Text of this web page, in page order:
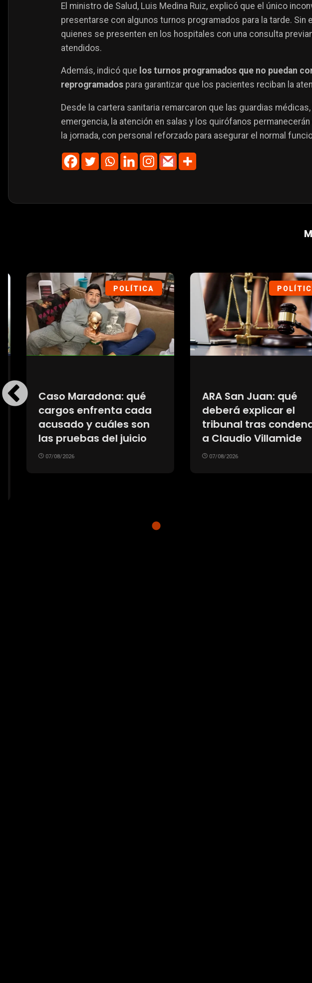
El ministro de Salud, Luis Medina Ruiz, explicó que el único
presentarse con algunos turnos programados para la tarde. Sin
quienes se presenten en los hospitales con una consulta
atendidos.
Además, indicó que los turnos programados que no puedan
reprogramados para garantizar que los pacientes reciban la
Desde la cartera sanitaria remarcaron que las guardias
emergencia, la atención en salas y los quirófanos
la jornada, con personal reforzado para asegurar el normal
POLÍTICA
ARA San Juan: qué
deberá explicar el
tribunal tras condenar
a Claudio Villamide
07/08/2026
SOCIEDAD
Medicina estética:
crecen los
tratamientos sin
cirugía y la búsqueda
de resultados naturales